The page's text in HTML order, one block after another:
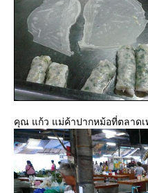
คุณ แก้ว แม่ค้าปากหม้อที่ตลาดเ